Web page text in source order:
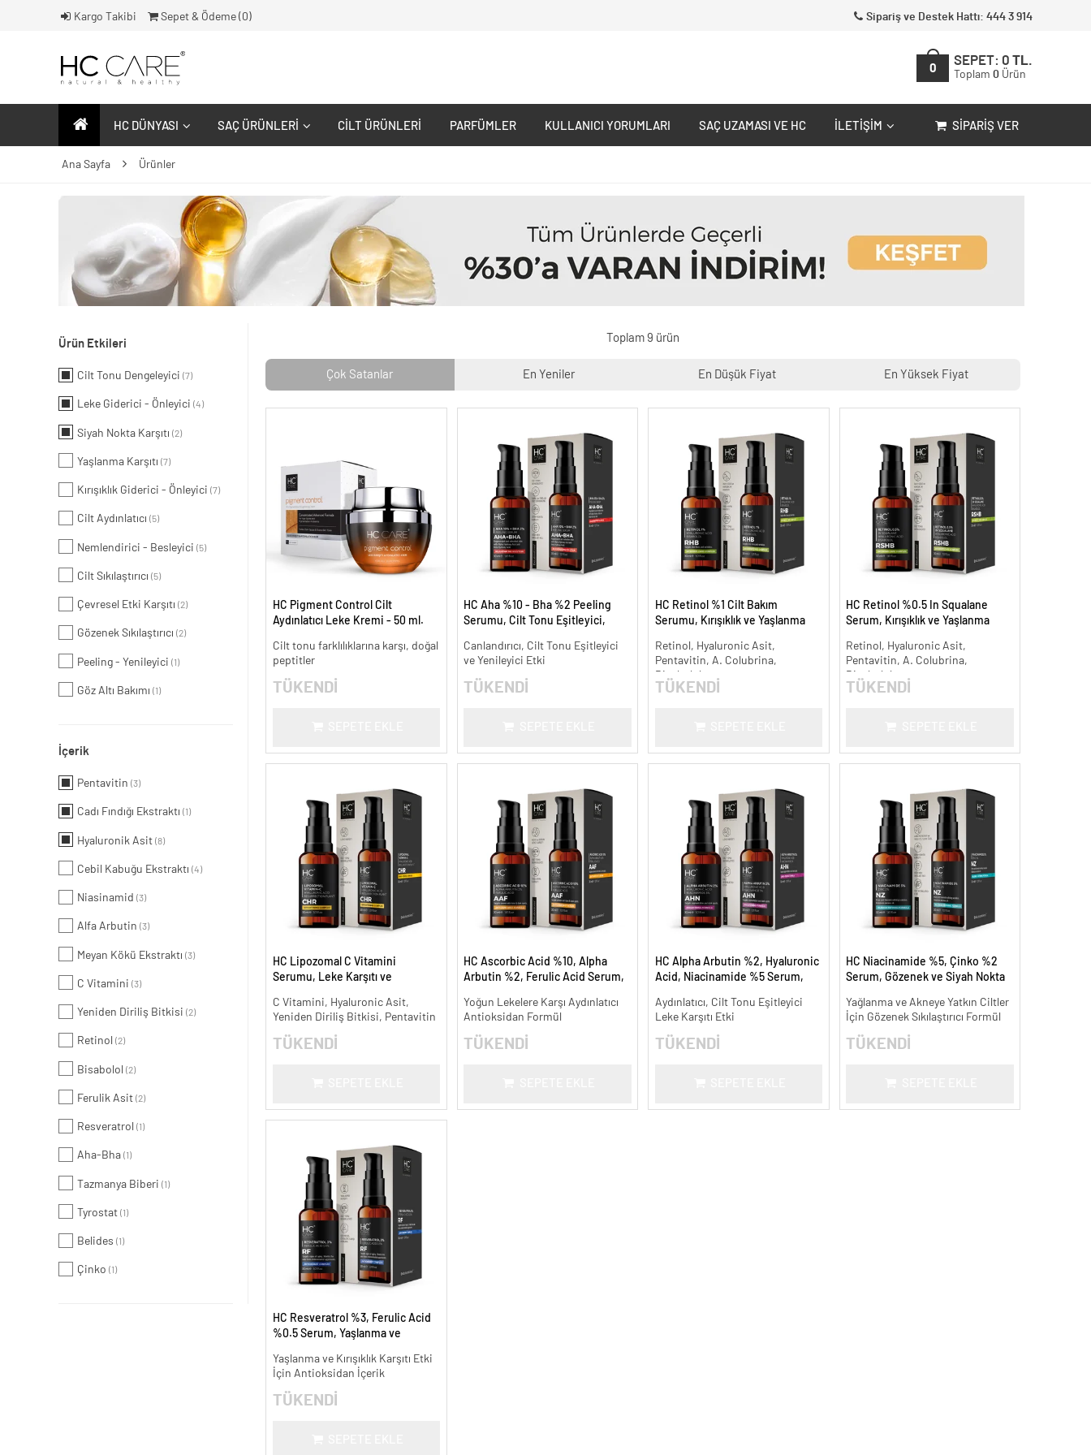
Kargo Takibi Sepet & Ödeme ( 0) Sipariş ve Destek Hattı: 444 3 914
0
SEPET: 0 TL.
Toplam 0 Ürün
HC DÜNYASI SAÇ ÜRÜNLERI CILT ÜRÜNLERI PARFÜMLER KULLANICI YORUMLARI SAÇ UZAMASI VE HC İLETIŞIM SIPARIŞ VER
Ana Sayfa Ürünler
Ürün Etkileri
Cilt Tonu Dengeleyici (7)
Leke Giderici - Önleyici (4)
Siyah Nokta Karşıtı (2)
Yaşlanma Karşıtı (7)
Kırışıklık Giderici - Önleyici (7)
Cilt Aydınlatıcı (5)
Nemlendirici - Besleyici (5)
Cilt Sıkılaştırıcı (5)
Çevresel Etki Karşıtı (2)
Gözenek Sıkılaştırıcı (2)
Peeling - Yenileyici (1)
Göz Altı Bakımı (1)
İçerik
Pentavitin (3)
Cadı Fındığı Ekstraktı (1)
Hyaluronik Asit (8)
Cebil Kabuğu Ekstraktı (4)
Niasinamid (3)
Alfa Arbutin (3)
Meyan Kökü Ekstraktı (3)
C Vitamini (3)
Yeniden Diriliş Bitkisi (2)
Retinol (2)
Bisabolol (2)
Ferulik Asit (2)
Resveratrol (1)
Aha-Bha (1)
Tazmanya Biberi (1)
Tyrostat (1)
Belides (1)
Çinko (1)
Toplam 9 ürün
Çok Satanlar En Yeniler En Düşük Fiyat En Yüksek Fiyat
HC Pigment Control Cilt
Aydınlatıcı Leke Kremi - 50 ml.
Cilt tonu farklılıklarına karşı, doğal
peptitler
TÜKENDİ
HC Aha %10 - Bha %2 Peeling
Serumu, Cilt Tonu Eşitleyici,
Canlandırıcı, Cilt Tonu Eşitleyici
ve Yenileyici Etki
TÜKENDİ
HC Retinol %1 Cilt Bakım
Serumu, Kırışıklık ve Yaşlanma
Retinol, Hyaluronic Asit,
Pentavitin, A. Colubrina,
Bisabolol
TÜKENDİ
HC Retinol %0.5 In Squalane
Serum, Kırışıklık ve Yaşlanma
Retinol, Hyaluronic Asit,
Pentavitin, A. Colubrina,
Bisabolol
TÜKENDİ
HC Lipozomal C Vitamini
Serumu, Leke Karşıtı ve
C Vitamini, Hyaluronic Asit,
Yeniden Diriliş Bitkisi, Pentavitin
TÜKENDİ
HC Ascorbic Acid %10, Alpha
Arbutin %2, Ferulic Acid Serum,
ml.
Yoğun Lekelere Karşı Aydınlatıcı
Antioksidan Formül
TÜKENDİ
HC Alpha Arbutin %2, Hyaluronic
Acid, Niacinamide %5 Serum,
Aydınlatıcı, Cilt Tonu Eşitleyici
Leke Karşıtı Etki
TÜKENDİ
HC Niacinamide %5, Çinko %2
Serum, Gözenek ve Siyah Nokta
- 30 ml.
Yağlanma ve Akneye Yatkın Ciltler
İçin Gözenek Sıkılaştırıcı Formül
TÜKENDİ
HC Resveratrol %3, Ferulic Acid
%0.5 Serum, Yaşlanma ve
Yaşlanma ve Kırışıklık Karşıtı Etki
İçin Antioksidan İçerik
TÜKENDİ